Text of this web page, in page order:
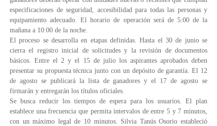
especificaciones de seguridad, accesibilidad para todas las personas y
equipamiento adecuado. El horario de operación será de 5:00 de la
mañana a 10:00 de la noche.
El proceso se desarrolla en etapas definidas. Hasta el 30 de junio se
cierra el registro inicial de solicitudes y la revisión de documentos
básicos. Entre el 2 y el 15 de julio los aspirantes aprobados deben
presentar su propuesta técnica junto con un depósito de garantía. El 12
de agosto se publicará la lista de ganadores y el 17 de agosto se
firmarán y entregarán los títulos oficiales.
Se busca reducir los tiempos de espera para los usuarios. El plan
establece una frecuencia que permita intervalos de entre 5 y 7 minutos,
con un máximo legal de 10 minutos. Silvia Tanús Osorio estableció